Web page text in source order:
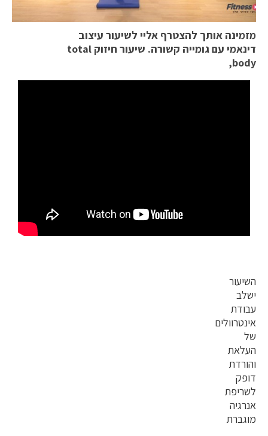
מזמינה אותך להצטרף אליי לשיעור עיצוב
דינאמי עם גומייה קשורה. שיעור חיזוק total
body,
השיעור
ישלב
עבודת
אינטרוולים
של
העלאת
והורדת
דופק
לשריפת
אנרגיה
מוגברת